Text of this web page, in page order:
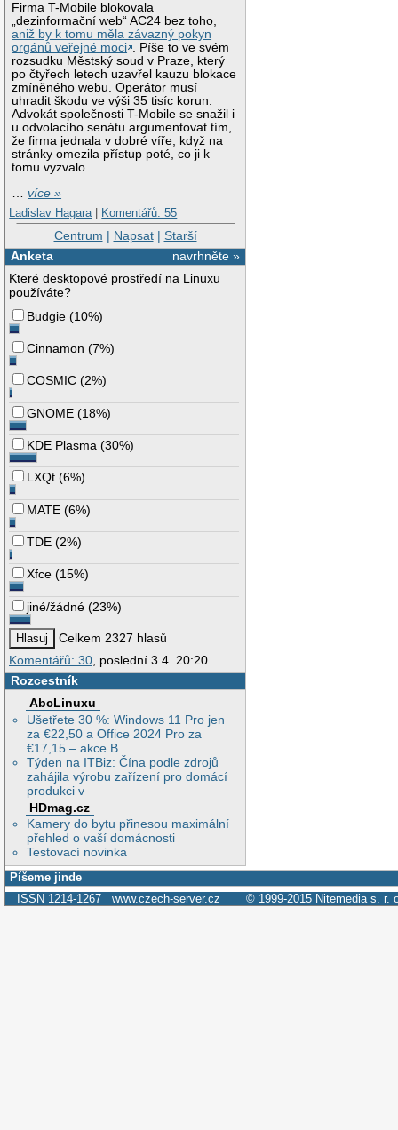
Firma T-Mobile blokovala
„dezinformační web“ AC24 bez toho,
aniž by k tomu měla závazný pokyn
orgánů veřejné moci . Píše to ve svém
rozsudku Městský soud v Praze, který
po čtyřech letech uzavřel kauzu blokace
zmíněného webu. Operátor musí
uhradit škodu ve výši 35 tisíc korun.
Advokát společnosti T-Mobile se snažil i
u odvolacího senátu argumentovat tím,
že firma jednala v dobré víře, když na
stránky omezila přístup poté, co ji k
tomu vyzvalo
…více »
Ladislav Hagara | Komentářů: 55
Centrum | Napsat| Starší
navrhněte »
Anketa
Které desktopové prostředí na Linuxu
používáte?
Budgie (10%)
Cinnamon (7%)
COSMIC (2%)
GNOME (18%)
KDE Plasma (30%)
LXQt (6%)
MATE (6%)
TDE (2%)
Xfce (15%)
jiné/žádné (23%)
Celkem 2327 hlasů
Komentářů: 30, poslední 3.4. 20:20
Rozcestník
AbcLinuxu
Ušetřete 30 %: Windows 11 Pro jen
za €22,50 a Office 2024 Pro za
€17,15 – akce B
Týden na ITBiz: Čína podle zdrojů
zahájila výrobu zařízení pro domácí
produkci v
HDmag.cz
Kamery do bytu přinesou maximální
přehled o vaší domácnosti
Testovací novinka
Píšeme jinde
ISSN 1214-1267 www.czech-server.cz © 1999-2015 Nitemedia s. r.